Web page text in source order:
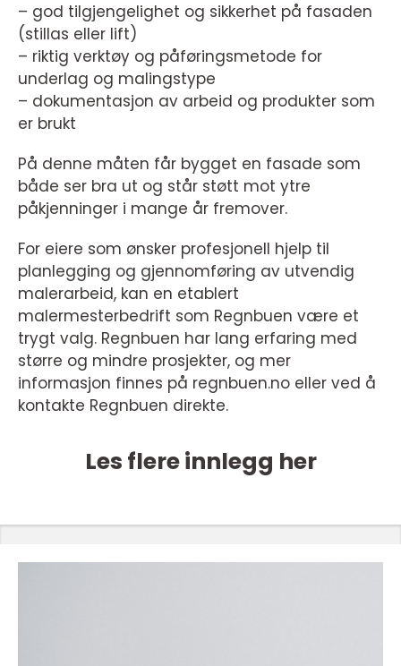
– god tilgjengelighet og sikkerhet på fasaden
(stillas eller lift)
– riktig verktøy og påføringsmetode for
underlag og malingstype
– dokumentasjon av arbeid og produkter som
er brukt
På denne måten får bygget en fasade som
både ser bra ut og står støtt mot ytre
påkjenninger i mange år fremover.
For eiere som ønsker profesjonell hjelp til
planlegging og gjennomføring av utvendig
malerarbeid, kan en etablert
malermesterbedrift som Regnbuen være et
trygt valg. Regnbuen har lang erfaring med
større og mindre prosjekter, og mer
informasjon finnes på regnbuen.no eller ved å
kontakte Regnbuen direkte.
Les flere innlegg her